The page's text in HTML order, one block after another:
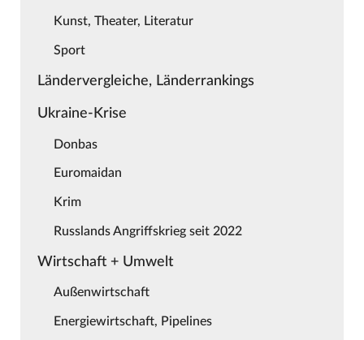
Kunst, Theater, Literatur
Sport
Ländervergleiche, Länderrankings
Ukraine-Krise
Donbas
Euromaidan
Krim
Russlands Angriffskrieg seit 2022
Wirtschaft + Umwelt
Außenwirtschaft
Energiewirtschaft, Pipelines